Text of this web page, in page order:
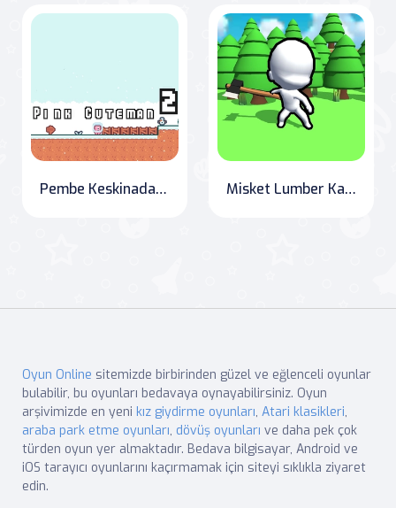
Pembe Keskinadam 2 Misket Lumber Kahramanı
Oyun Online sitemizde birbirinden güzel ve eğlenceli oyunlar
bulabilir, bu oyunları bedavaya oynayabilirsiniz. Oyun
arşivimizde en yeni kız giydirme oyunları, Atari klasikleri,
araba park etme oyunları, dövüş oyunları ve daha pek çok
türden oyun yer almaktadır. Bedava bilgisayar, Android ve
iOS tarayıcı oyunlarını kaçırmamak için siteyi sıklıkla ziyaret
edin.